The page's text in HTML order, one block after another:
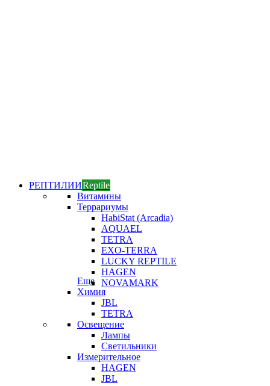
РЕПТИЛИИReptile
Витамины
Террариумы
HabiStat (Arcadia)
AQUAEL
TETRA
EXO-TERRA
LUCKY REPTILE
HAGEN
NOVAMARK
Еще
Химия
JBL
TETRA
Освещение
Лампы
Светильники
Измерительное
HAGEN
JBL